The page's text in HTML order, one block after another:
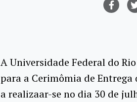
A Universidade Federal do
para a Cerimômia de
a realizaar-se no dia 30 de